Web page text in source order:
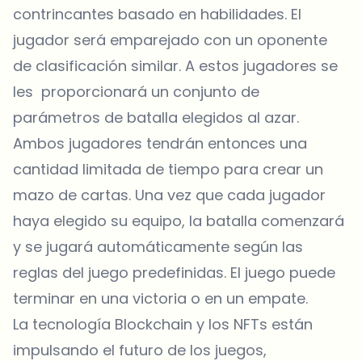
contrincantes basado en habilidades. El
jugador será emparejado con un oponente
de clasificación similar. A estos jugadores se
les proporcionará un conjunto de
parámetros de batalla elegidos al azar.
Ambos jugadores tendrán entonces una
cantidad limitada de tiempo para crear un
mazo de cartas. Una vez que cada jugador
haya elegido su equipo, la batalla comenzará
y se jugará automáticamente según las
reglas del juego predefinidas. El juego puede
terminar en una victoria o en un empate.
La tecnología Blockchain y los NFTs están
impulsando el futuro de los juegos,